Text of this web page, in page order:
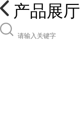
产品展厅